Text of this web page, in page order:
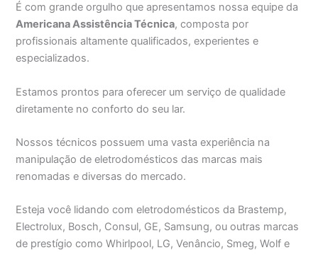
É com grande orgulho que apresentamos nossa equipe da
Americana Assistência Técnica, composta por
profissionais altamente qualificados, experientes e
especializados.
Estamos prontos para oferecer um serviço de qualidade
diretamente no conforto do seu lar.
Nossos técnicos possuem uma vasta experiência na
manipulação de eletrodomésticos das marcas mais
renomadas e diversas do mercado.
Esteja você lidando com eletrodomésticos da Brastemp,
Electrolux, Bosch, Consul, GE, Samsung, ou outras marcas
de prestígio como Whirlpool, LG, Venâncio, Smeg, Wolf e